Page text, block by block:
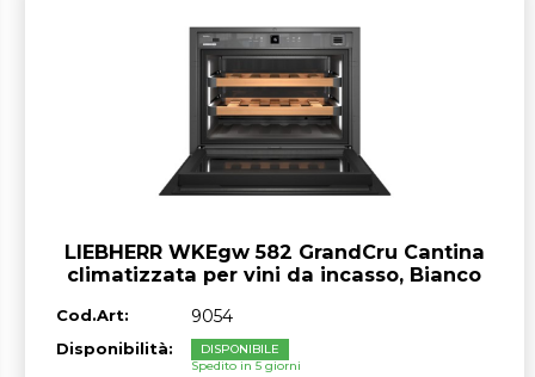
LIEBHERR WKEgw 582 GrandCru Cantina
climatizzata per vini da incasso, Bianco
Cod.Art: 9054
Disponibilità:
DISPONIBILE
Spedito in 5 giorni